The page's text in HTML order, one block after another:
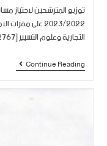
توزيع المترشحين لاجتياز
2023/2022 على
التجارية وعلوم التسيير [ninja_tables id="2767"]
Continue Reading